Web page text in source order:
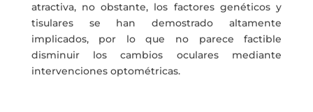
atractiva, no obstante, los factores genéticos y
tisulares se han demostrado altamente
implicados, por lo que no parece factible
disminuir los cambios oculares mediante
intervenciones optométricas.